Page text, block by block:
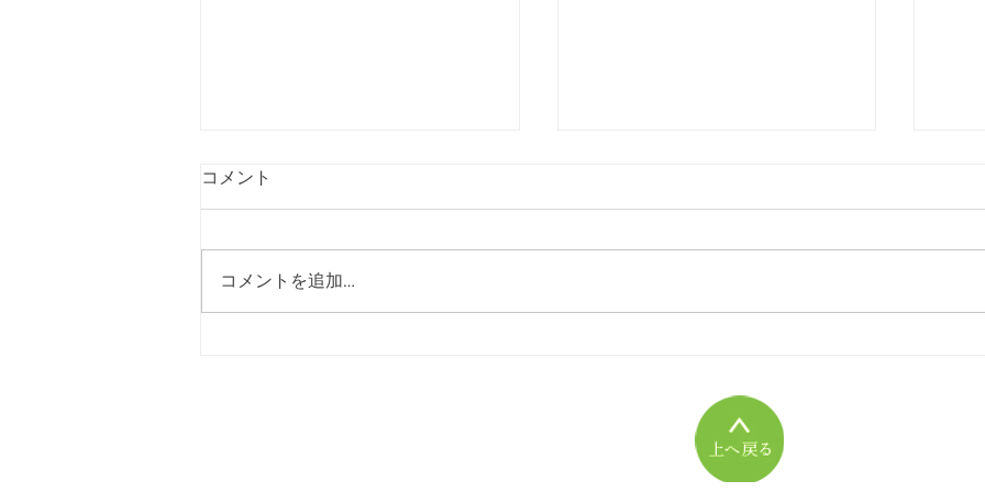
コメント
コメントを追加…